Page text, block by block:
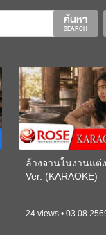
ค้นหา
SEARCH
ล้างจานในงานแต่
Ver. (KARAOKE)
24 views •